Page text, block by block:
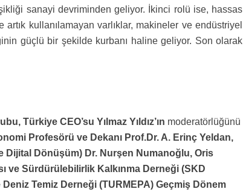
sanayi devriminden geliyor. İkinci rolü ise, hassas
kullanılamayan varlıklar, makineler ve endüstriyel
güçlü bir şekilde kurbanı haline geliyor. Son olarak
Türkiye CEO’su Yılmaz Yıldız’ın moderatörlüğünü
Profesörü ve Dekanı Prof.Dr. A. Erinç Yeldan,
Dijital Dönüşüm) Dr. Nurşen Numanoğlu, Oris
ve Sürdürülebilirlik Kalkınma Derneği (SKD
Temiz Derneği (TURMEPA) Geçmiş Dönem